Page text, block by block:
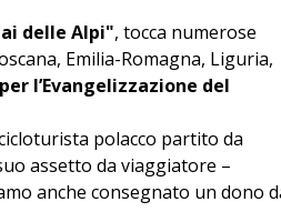
delle Alpi", tocca numerose
Emilia-Romagna, Liguria,
l’Evangelizzazione del
polacco partito da
assetto da viaggiatore –
anche consegnato un dono